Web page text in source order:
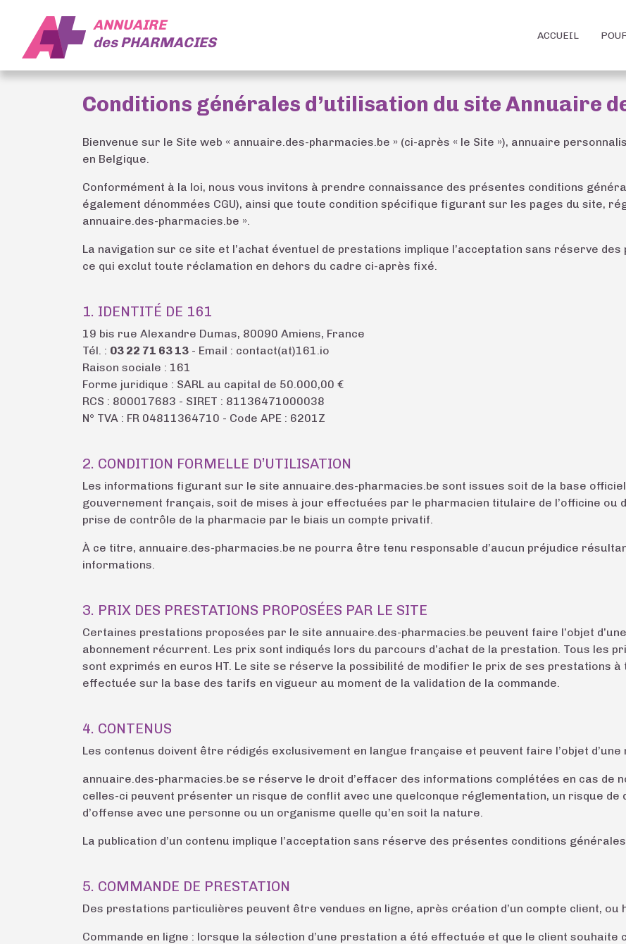
ANNUAIRE
desPHARMACIES ACCUEIL
Conditions générales d’utilisation du site Annuaire
Bienvenue sur le Site web « annuaire.des-pharmacies.be » (ci-après « le Site »), annuaire
en Belgique.
Conformément à la loi, nous vous invitons à prendre connaissance des présentes conditions
également dénommées CGU), ainsi que toute condition spécifique figurant sur les pages du site,
annuaire.des-pharmacies.be ».
La navigation sur ce site et l’achat éventuel de prestations implique l’acceptation sans réserve
ce qui exclut toute réclamation en dehors du cadre ci-après fixé.
1. IDENTITÉ DE 161
19 bis rue Alexandre Dumas, 80090 Amiens, France
Tél. : 03 22 71 63 13 - Email : contact(at)161.io
Raison sociale : 161
Forme juridique : SARL au capital de 50.000,00 €
RCS : 800017683 - SIRET : 81136471000038
N° TVA : FR 04811364710 - Code APE : 6201Z
2. CONDITION FORMELLE D’UTILISATION
Les informations figurant sur le site annuaire.des-pharmacies.be sont issues soit de la base
gouvernement français, soit de mises à jour effectuées par le pharmacien titulaire de l’officine ou
prise de contrôle de la pharmacie par le biais un compte privatif.
À ce titre, annuaire.des-pharmacies.be ne pourra être tenu responsable d’aucun préjudice
informations.
3. PRIX DES PRESTATIONS PROPOSÉES PAR LE SITE
Certaines prestations proposées par le site annuaire.des-pharmacies.be peuvent faire l’objet
abonnement récurrent. Les prix sont indiqués lors du parcours d’achat de la prestation. Tous les
sont exprimés en euros HT. Le site se réserve la possibilité de modifier le prix de ses prestations
effectuée sur la base des tarifs en vigueur au moment de la validation de la commande.
4. CONTENUS
Les contenus doivent être rédigés exclusivement en langue française et peuvent faire l’objet d’une
annuaire.des-pharmacies.be se réserve le droit d’effacer des informations complétées en cas de
celles-ci peuvent présenter un risque de conflit avec une quelconque réglementation, un risque
d’offense avec une personne ou un organisme quelle qu’en soit la nature.
La publication d’un contenu implique l’acceptation sans réserve des présentes conditions
5. COMMANDE DE PRESTATION
Des prestations particulières peuvent être vendues en ligne, après création d’un compte client,
Commande en ligne : lorsque la sélection d’une prestation a été effectuée et que le client